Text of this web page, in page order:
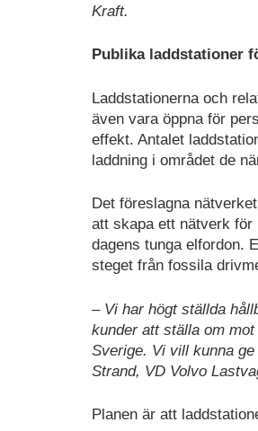
Kraft.
Publika laddstationer
Laddstationerna och
även vara öppna för
effekt. Antalet
laddning i området de
Det föreslagna
att skapa ett nätverk för
dagens tunga elfordon.
steget från fossila
– Vi har högt ställda
kunder att ställa om
Sverige. Vi vill kunna
Strand, VD Volvo
Planen är att